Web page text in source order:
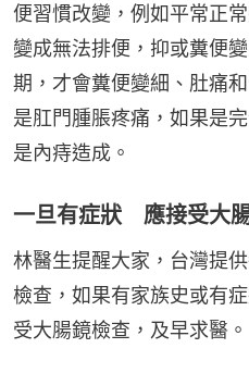
便習慣改變，例如平常正
變成無法排便，抑或糞便
期，才會糞便變細、肚痛
是肛門腫脹疼痛，如果是
是內痔造成。
一旦有症狀 應接受大
林醫生提醒大家，台灣提
檢查，如果有家族史或有
受大腸鏡檢查，及早求醫。